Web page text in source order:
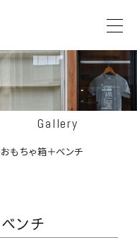
Gallery
もちゃ箱＋ベンチ
ンチ